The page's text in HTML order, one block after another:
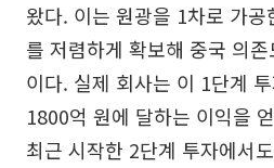
왔다. 이는 원광을 1차로 가
를 저렴하게 확보해 중국 의
이다. 실제 회사는 이 1단계
1800억 원에 달하는 이익을
최근 시작한 2단계 투자에서